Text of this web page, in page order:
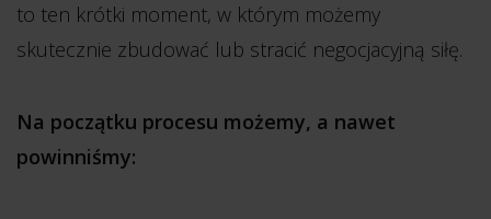
to ten krótki moment, w którym możemy
skutecznie zbudować lub stracić negocjacyjną siłę.
Na początku procesu możemy, a nawet
powinniśmy: